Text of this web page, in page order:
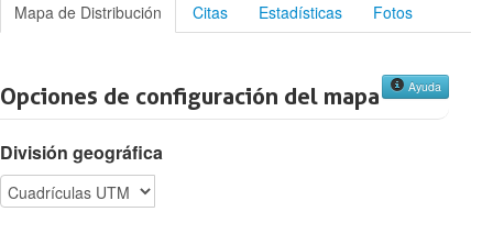
Mapa de Distribución Citas Estadísticas Fotos
Opciones de configuración del mapa Ayuda
División geográfica